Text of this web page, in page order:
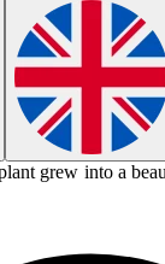
grew into a